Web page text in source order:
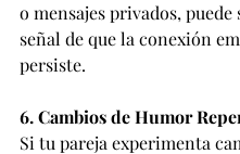
o mensajes privados, puede
señal de que la conexión
persiste.
6. Cambios de Humor
Si tu pareja experimenta